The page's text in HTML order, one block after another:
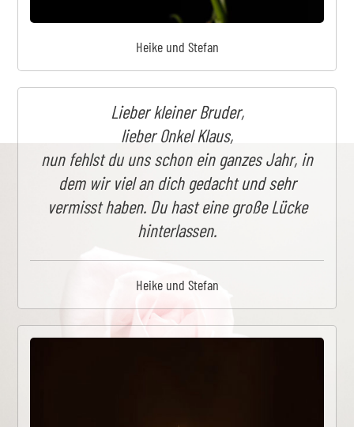
Heike und Stefan
Lieber kleiner Bruder,
lieber Onkel Klaus,
nun fehlst du uns schon ein ganzes Jahr, in
dem wir viel an dich gedacht und sehr
vermisst haben. Du hast eine große Lücke
hinterlassen.
Heike und Stefan